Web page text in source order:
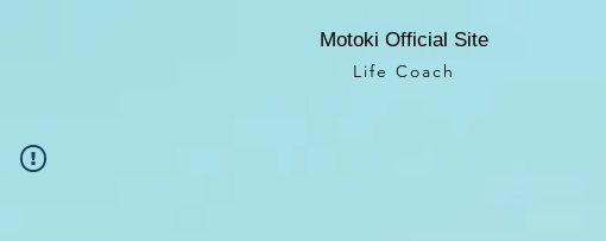
Motoki Official Site
Life Coach